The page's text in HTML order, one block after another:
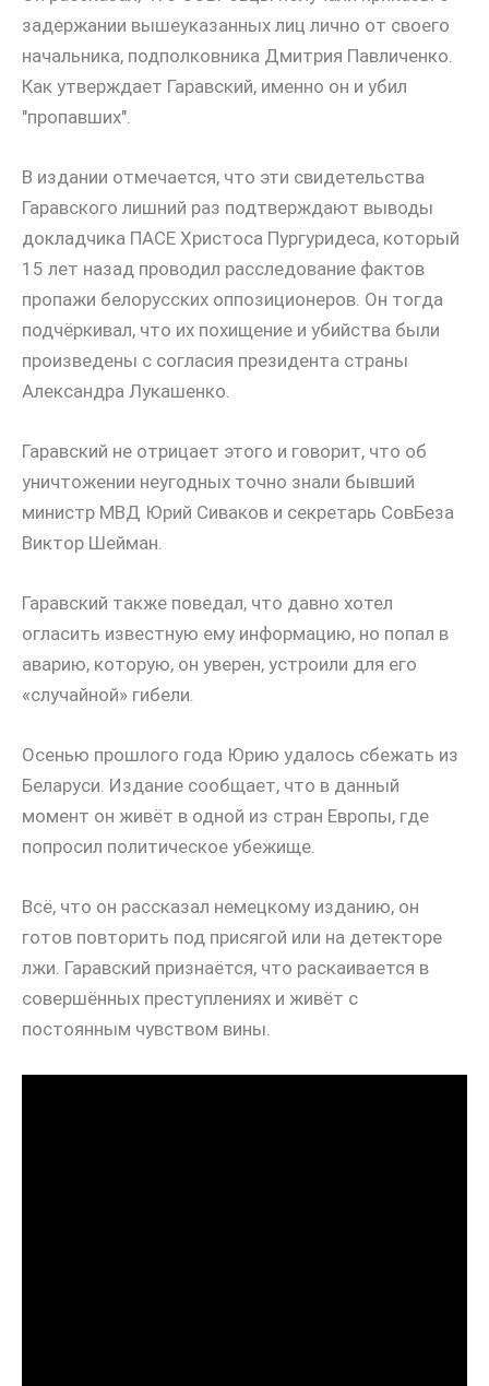
задержании вышеуказанных лиц лично от своего
начальника, подполковника Дмитрия Павличенко.
Как утверждает Гаравский, именно он и убил
"пропавших".
В издании отмечается, что эти свидетельства
Гаравского лишний раз подтверждают выводы
докладчика ПАСЕ Христоса Пургуридеса, который
15 лет назад проводил расследование фактов
пропажи белорусских оппозиционеров. Он тогда
подчёркивал, что их похищение и убийства были
произведены с согласия президента страны
Александра Лукашенко.
Гаравский не отрицает этого и говорит, что об
уничтожении неугодных точно знали бывший
министр МВД Юрий Сиваков и секретарь СовБеза
Виктор Шейман.
Гаравский также поведал, что давно хотел
огласить известную ему информацию, но попал в
аварию, которую, он уверен, устроили для его
«случайной» гибели.
Осенью прошлого года Юрию удалось сбежать из
Беларуси. Издание сообщает, что в данный
момент он живёт в одной из стран Европы, где
попросил политическое убежище.
Всё, что он рассказал немецкому изданию, он
готов повторить под присягой или на детекторе
лжи. Гаравский признаётся, что раскаивается в
совершённых преступлениях и живёт с
постоянным чувством вины.